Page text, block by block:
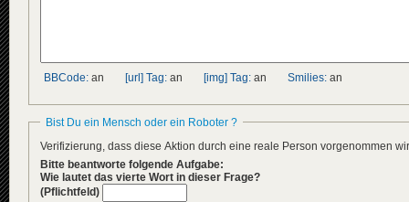
BBCode: an [url] Tag: an [img] Tag: an Smilies: an
Bist Du ein Mensch oder ein Roboter ?
Verifizierung, dass diese Aktion durch eine reale Person vorgenommen
Bitte beantworte folgende Aufgabe:
Wie lautet das vierte Wort in dieser Frage?
(Pflichtfeld)